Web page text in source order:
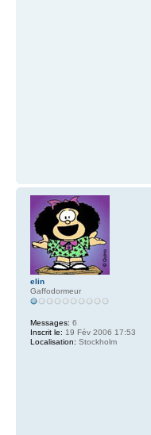
elin
Gaffodormeur
Messages: 6
Inscrit le: 19 Fév 2006 17:53
Localisation: Stockholm